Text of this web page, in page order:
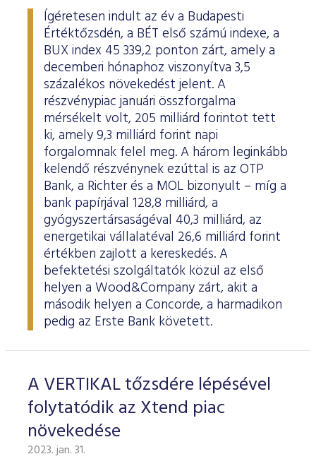
Ígéretesen indult az év a Budapesti
Értéktőzsdén, a BÉT első számú indexe, a
BUX index 45 339,2 ponton zárt, amely a
decemberi hónaphoz viszonyítva 3,5
százalékos növekedést jelent. A
részvénypiac januári összforgalma
mérsékelt volt, 205 milliárd forintot tett
ki, amely 9,3 milliárd forint napi
forgalomnak felel meg. A három leginkább
kelendő részvénynek ezúttal is az OTP
Bank, a Richter és a MOL bizonyult – míg a
bank papírjával 128,8 milliárd, a
gyógyszertársaságéval 40,3 milliárd, az
energetikai vállalatéval 26,6 milliárd forint
értékben zajlott a kereskedés. A
befektetési szolgáltatók közül az első
helyen a Wood&Company zárt, akit a
második helyen a Concorde, a harmadikon
pedig az Erste Bank követett.
A VERTIKAL tőzsdére lépésével
folytatódik az Xtend piac
növekedése
2023. jan. 31.